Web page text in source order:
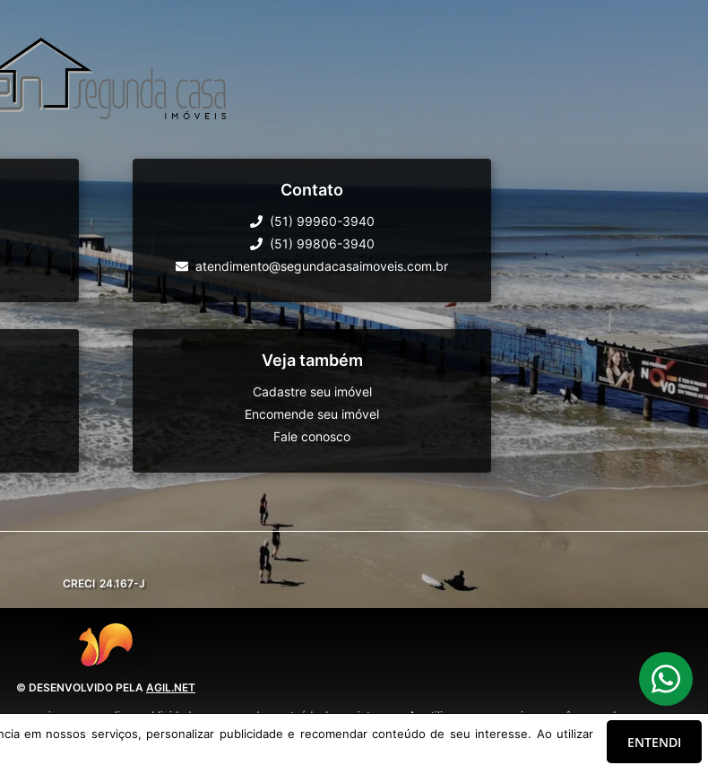
Contato
(51) 99960-3940
(51) 99806-3940
atendimento@segundacasaimoveis.com.br
Veja também
Cadastre seu imóvel
Encomende seu imóvel
Fale conosco
CRECI 24.167-J
© DESENVOLVIDO PELA AGIL.NET
serviços, personalizar publicidade e recomendar conteúdo de seu interesse. Ao utilizar nossos serviços, você concorda com nossa
política de privacidade e termos de uso.
em nossos serviços, personalizar publicidade e recomendar conteúdo de seu interesse. Ao utilizar
ENTENDI